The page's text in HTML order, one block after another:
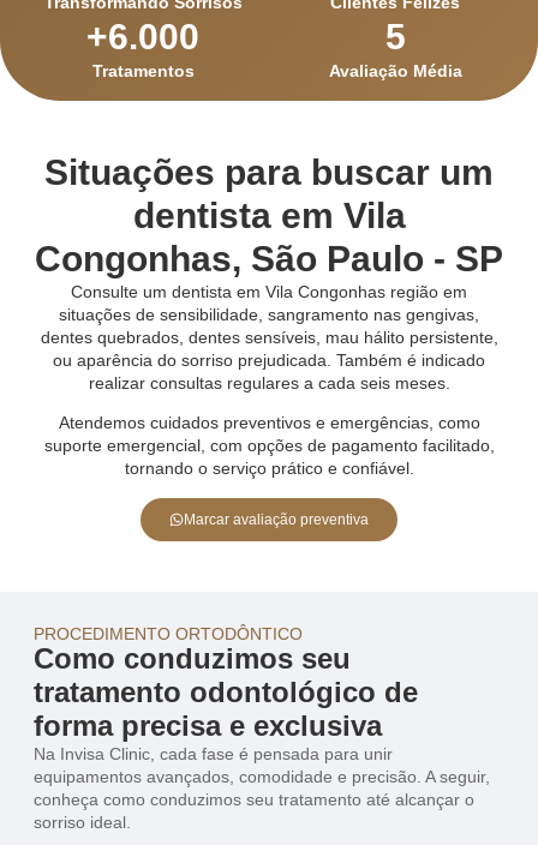
Tratamentos
+6.000
Avaliação Média
5
Situações para buscar um
dentista em Vila
Congonhas, São Paulo - SP
Consulte um dentista em Vila Congonhas região em
situações de sensibilidade, sangramento nas gengivas,
dentes quebrados, dentes sensíveis, mau hálito persistente,
ou aparência do sorriso prejudicada. Também é indicado
realizar consultas regulares a cada seis meses.
Atendemos cuidados preventivos e emergências, como
suporte emergencial, com opções de pagamento facilitado,
tornando o serviço prático e confiável.
Marcar avaliação preventiva
PROCEDIMENTO ORTODÔNTICO
Como conduzimos seu
tratamento odontológico de
forma precisa e exclusiva
Na Invisa Clinic, cada fase é pensada para unir
equipamentos avançados, comodidade e precisão. A seguir,
conheça como conduzimos seu tratamento até alcançar o
sorriso ideal.